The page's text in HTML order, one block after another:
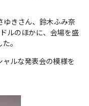
ゆきさん、鈴木ふみ奈
ルのほかに、会場を盛
。
ルな発表会の模様を